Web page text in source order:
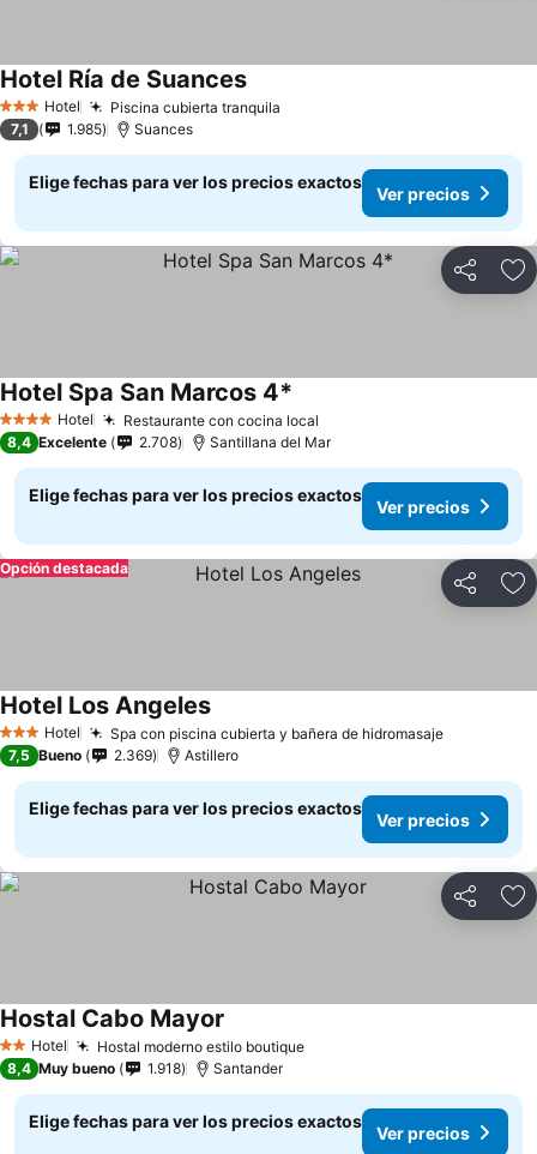
3 Estrellas
Hotel Piscina cubierta tranquila
Hotel Ría de Suances
7,1 1.985 Suances
Elige fechas para ver los precios exactos
Ver precios
Compartir
4 EstrellasHotel Restaurante con cocina local
Hotel Spa San Marcos 4*
8,4 Excelente 2.708 Santillana del Mar
Elige fechas para ver los precios exactos
Ver precios
Compartir
Opción destacada
3 Estrellas
Hotel Spa con piscina cubierta y bañera de hidromasaje
Hotel Los Angeles
7,5 Bueno 2.369 Astillero
Elige fechas para ver los precios exactos
Ver precios
Compartir
2 Estrellas
Hotel Hostal moderno estilo boutique
Hostal Cabo Mayor
8,4 Muy bueno 1.918 Santander
Elige fechas para ver los precios exactos
Ver precios